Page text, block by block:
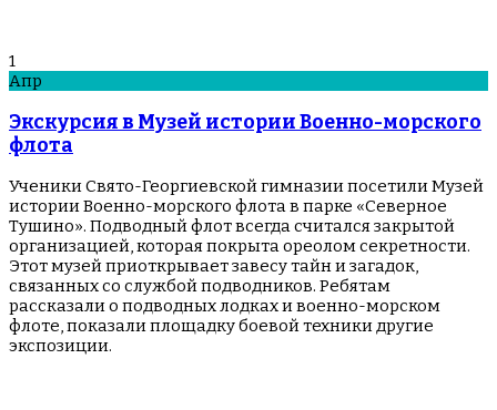
1
Апр
Экскурсия в Музей истории Военно-морского
флота
Ученики Свято-Георгиевской гимназии посетили Музей
истории Военно-морского флота в парке «Северное
Тушино». Подводный флот всегда считался закрытой
организацией, которая покрыта ореолом секретности.
Этот музей приоткрывает завесу тайн и загадок,
связанных со службой подводников. Ребятам
рассказали о подводных лодках и военно-морском
флоте, показали площадку боевой техники другие
экспозиции.